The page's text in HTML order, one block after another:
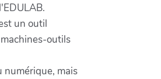
un outil
outils
numérique, mais